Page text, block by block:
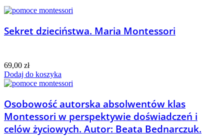
Sekret dzieciństwa. Maria Montessori
69,00 zł
Dodaj do koszyka
Osobowość autorska absolwentów klas
Montessori w perspektywie doświadczeń i
celów życiowych. Autor: Beata Bednarczuk.